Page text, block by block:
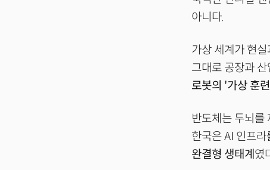
아니다.
가상 세계가 현
그대로 공장과
로봇의 '가상 훈
반도체는 두뇌를
한국은 AI 인프
완결형 생태계 였